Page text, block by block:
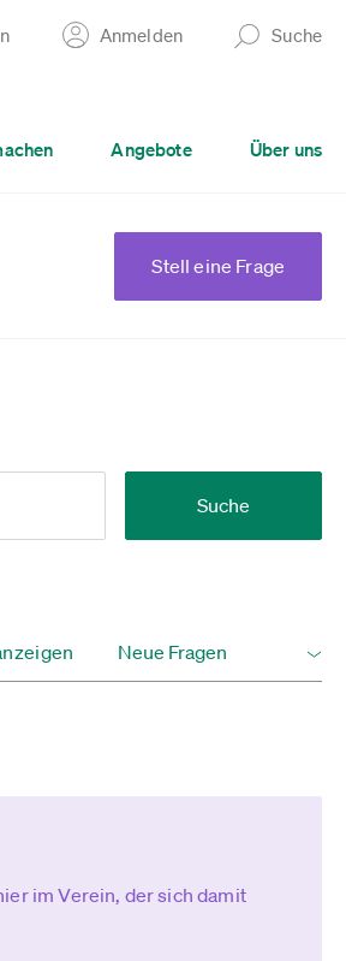
Anmelden Suche
Angebote Über uns
Stell eine Frage
Suche
im Verein, der sich damit